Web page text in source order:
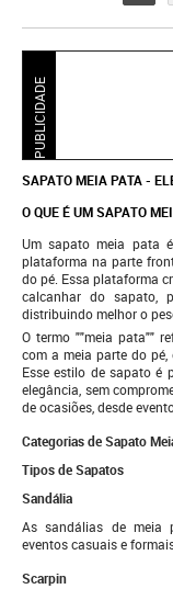
PUBLICIDADE
SAPATO MEIA PATA -
O QUE É UM SAPATO
Um sapato meia pata
plataforma na parte
do pé. Essa plataforma
calcanhar do sapato,
distribuindo melhor o
O termo ""meia pata""
com a meia parte do
Esse estilo de sapato é
elegância, sem
de ocasiões, desde
Categorias de Sapato
Tipos de Sapatos
Sandália
As sandálias de meia
eventos casuais e
Scarpin